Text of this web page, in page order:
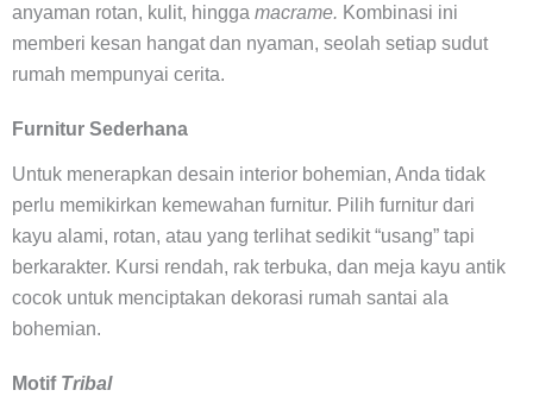
anyaman rotan, kulit, hingga macrame. Kombinasi ini
memberi kesan hangat dan nyaman, seolah setiap sudut
rumah mempunyai cerita.
Furnitur Sederhana
Untuk menerapkan desain interior bohemian, Anda tidak
perlu memikirkan kemewahan furnitur. Pilih furnitur dari
kayu alami, rotan, atau yang terlihat sedikit “usang” tapi
berkarakter. Kursi rendah, rak terbuka, dan meja kayu antik
cocok untuk menciptakan dekorasi rumah santai ala
bohemian.
Motif Tribal